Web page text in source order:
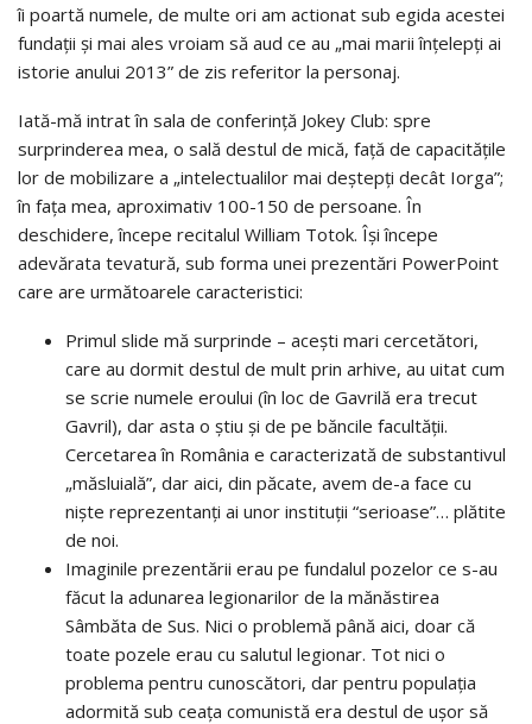
îi poartă numele, de multe ori am actionat sub egida acestei
fundații și mai ales vroiam să aud ce au „mai marii înțelepți ai
istorie anului 2013” de zis referitor la personaj.
Iată-mă intrat în sala de conferință Jokey Club: spre
surprinderea mea, o sală destul de mică, față de capacitățile
lor de mobilizare a „intelectualilor mai deștepți decât Iorga”;
în fața mea, aproximativ 100-150 de persoane. În
deschidere, începe recitalul William Totok. Își începe
adevărata tevatură, sub forma unei prezentări PowerPoint
care are următoarele caracteristici:
Primul slide mă surprinde – acești mari cercetători,
care au dormit destul de mult prin arhive, au uitat cum
se scrie numele eroului (în loc de Gavrilă era trecut
Gavril), dar asta o știu și de pe băncile facultății.
Cercetarea în România e caracterizată de substantivul
„măsluială”, dar aici, din păcate, avem de-a face cu
niște reprezentanți ai unor instituții “serioase”… plătite
de noi.
Imaginile prezentării erau pe fundalul pozelor ce s-au
făcut la adunarea legionarilor de la mănăstirea
Sâmbăta de Sus. Nici o problemă până aici, doar că
toate pozele erau cu salutul legionar. Tot nici o
problema pentru cunoscători, dar pentru populația
adormită sub ceața comunistă era destul de ușor să